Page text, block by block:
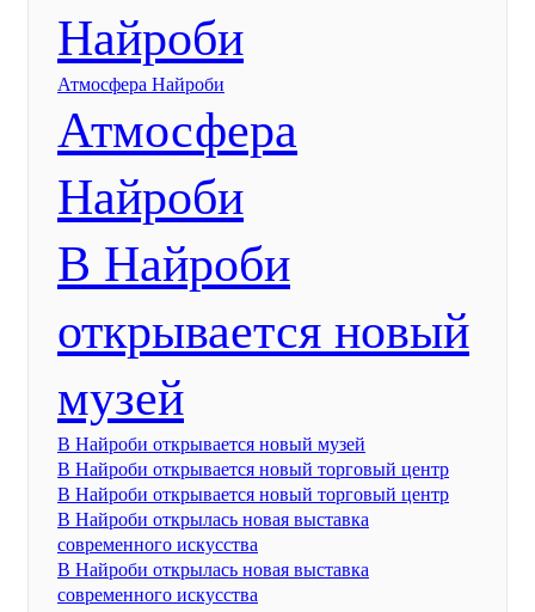
Найроби
Атмосфера Найроби
Атмосфера
Найроби
В Найроби
открывается новый
музей
В Найроби открывается новый музей
В Найроби открывается новый торговый центр
В Найроби открывается новый торговый центр
В Найроби открылась новая выставка
современного искусства
В Найроби открылась новая выставка
современного искусства